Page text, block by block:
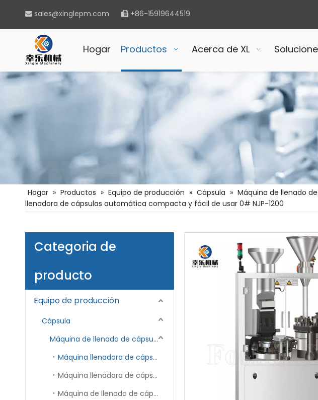
 sales@xinglepm.com  +86-15919644519
Hogar Productos Acerca de XL
Hogar » Productos » Equipo de producción » Cápsula » Máquina de llenado
llenadora de cápsulas automática compacta y fácil de usar 0# NJP-1200
Categoria de
producto
Equipo de producción
Cápsula
Máquina de llenado de cápsulas
Máquina llenadora de cápsulas completamente automática
Máquina llenadora de cápsulas semiautomática
Máquina de llenado de cápsulas líquidas